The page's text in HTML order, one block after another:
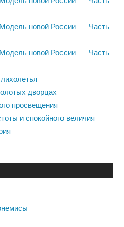
новой России — Часть
новой России — Часть
дворцах
просвещения
и спокойного величия